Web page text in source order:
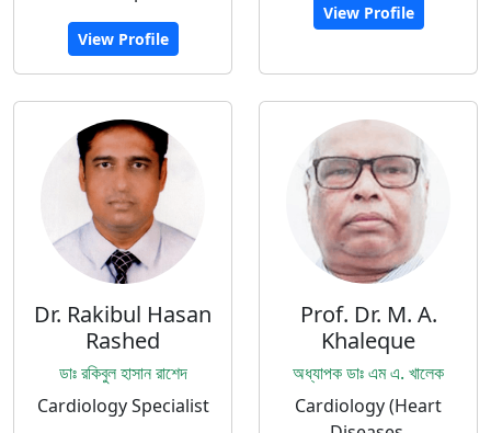
View Profile
View Profile
Dr. Rakibul Hasan
Rashed
ডাঃ রকিবুল হাসান রাশেদ
Cardiology Specialist
Prof. Dr. M. A.
Khaleque
অধ্যাপক ডাঃ এম এ. খালেক
Cardiology (Heart